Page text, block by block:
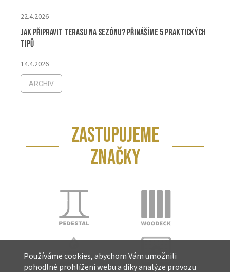
Používáme cookies, abychom Vám umožnili
pohodlné prohlížení webu a díky analýze provozu
22.4.2026
Jak připravit terasu na sezónu? Přinášíme 5 praktických
tipů
14.4.2026
ARCHIV
ZASTUPUJEME
ZNAČKY